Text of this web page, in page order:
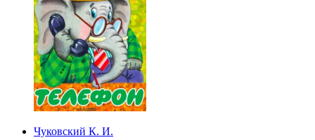
Чуковский К. И.